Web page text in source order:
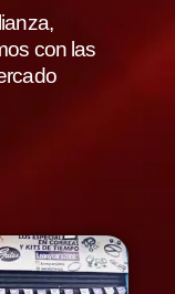
con las